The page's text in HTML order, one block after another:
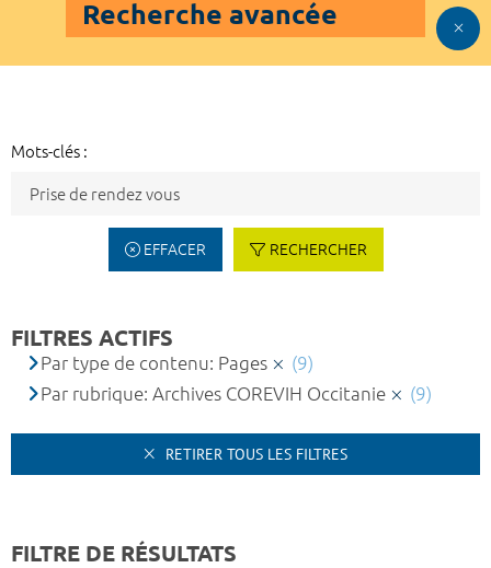
Recherche avancée
Mots-clés :
EFFACER RECHERCHER
FILTRES ACTIFS
Par type de contenu: Pages
(9)
Par rubrique: Archives COREVIH Occitanie
(9)
RETIRER TOUS LES FILTRES
FILTRE DE RÉSULTATS